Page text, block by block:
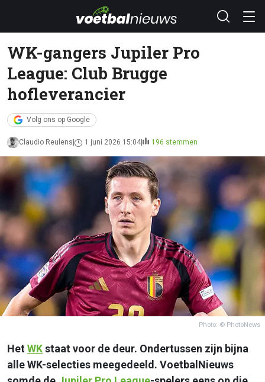
WK-gangers Jupiler Pro
League: Club Brugge
hofleverancier
Volg ons op Google
Claudio Reulens 1 juni 2026 15:04 196 stemmen
Photo: © PhotoNews
HetWKstaat voor de deur. Ondertussen zijn bijna
alle WK-selecties meegedeeld. VoetbalNieuws